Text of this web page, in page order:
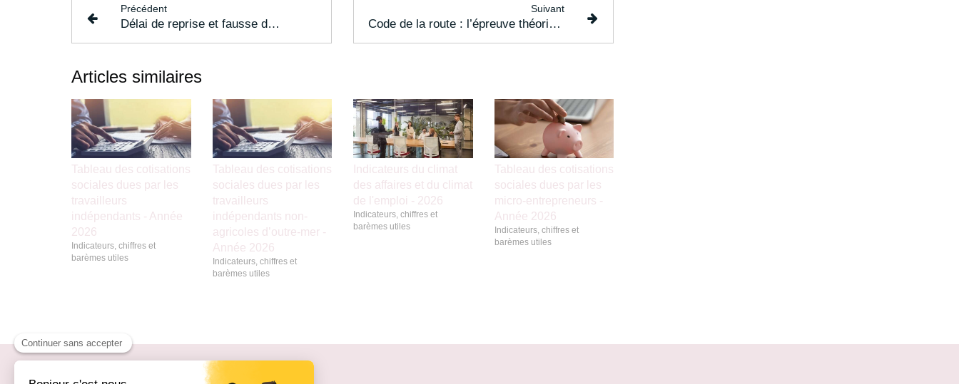
Précédent
Délai de reprise et fausse domiciliation fiscale : précisions utiles
Suivant
Code de la route : l’épreuve théorique facilitée pour les handicaps auditifs !
Articles similaires
Tableau des cotisations
sociales dues par les
travailleurs
indépendants - Année
2026
Indicateurs, chiffres et
barèmes utiles
Tableau des cotisations
sociales dues par les
travailleurs
indépendants non-
agricoles d’outre-mer -
Année 2026
Indicateurs, chiffres et
barèmes utiles
Indicateurs du climat
des affaires et du climat
de l'emploi - 2026
Indicateurs, chiffres et
barèmes utiles
Tableau des cotisations
sociales dues par les
micro-entrepreneurs -
Année 2026
Indicateurs, chiffres et
barèmes utiles